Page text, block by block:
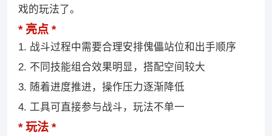
戏的玩法了。
亮点
1. 战斗过程中需要合理安排傀儡站位和出手顺序
2. 不同技能组合效果明显，搭配空间较大
3. 随着进度推进，操作压力逐渐降低
4. 工具可直接参与战斗，玩法不单一
玩法